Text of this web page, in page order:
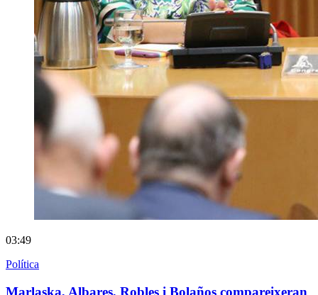
03:49
Política
Marlaska, Albares, Robles i Bolaños compareixeran